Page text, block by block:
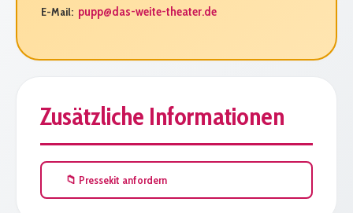
E-Mail: pupp@das-weite-theater.de
Zusätzliche Informationen
📁 Pressekit anfordern